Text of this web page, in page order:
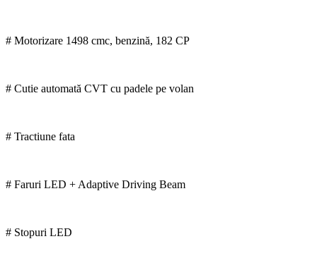
# Motorizare 1498 cmc, benzină, 182 CP
# Cutie automată CVT cu padele pe volan
# Tractiune fata
# Faruri LED + Adaptive Driving Beam
# Stopuri LED